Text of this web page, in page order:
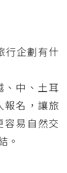
行企劃有什
、中、土耳
報名，讓旅
容易自然交
。